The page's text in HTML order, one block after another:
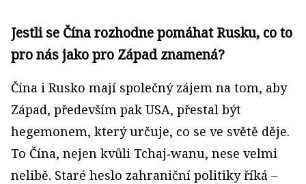
Jestli se Čína rozhodne pomáhat Rusku, co to
pro nás jako pro Západ znamená?
Čína i Rusko mají společný zájem na tom, aby
Západ, především pak USA, přestal být
hegemonem, který určuje, co se ve světě děje.
To Čína, nejen kvůli Tchaj‑wanu, nese velmi
nelibě. Staré heslo zahraniční politiky říká –